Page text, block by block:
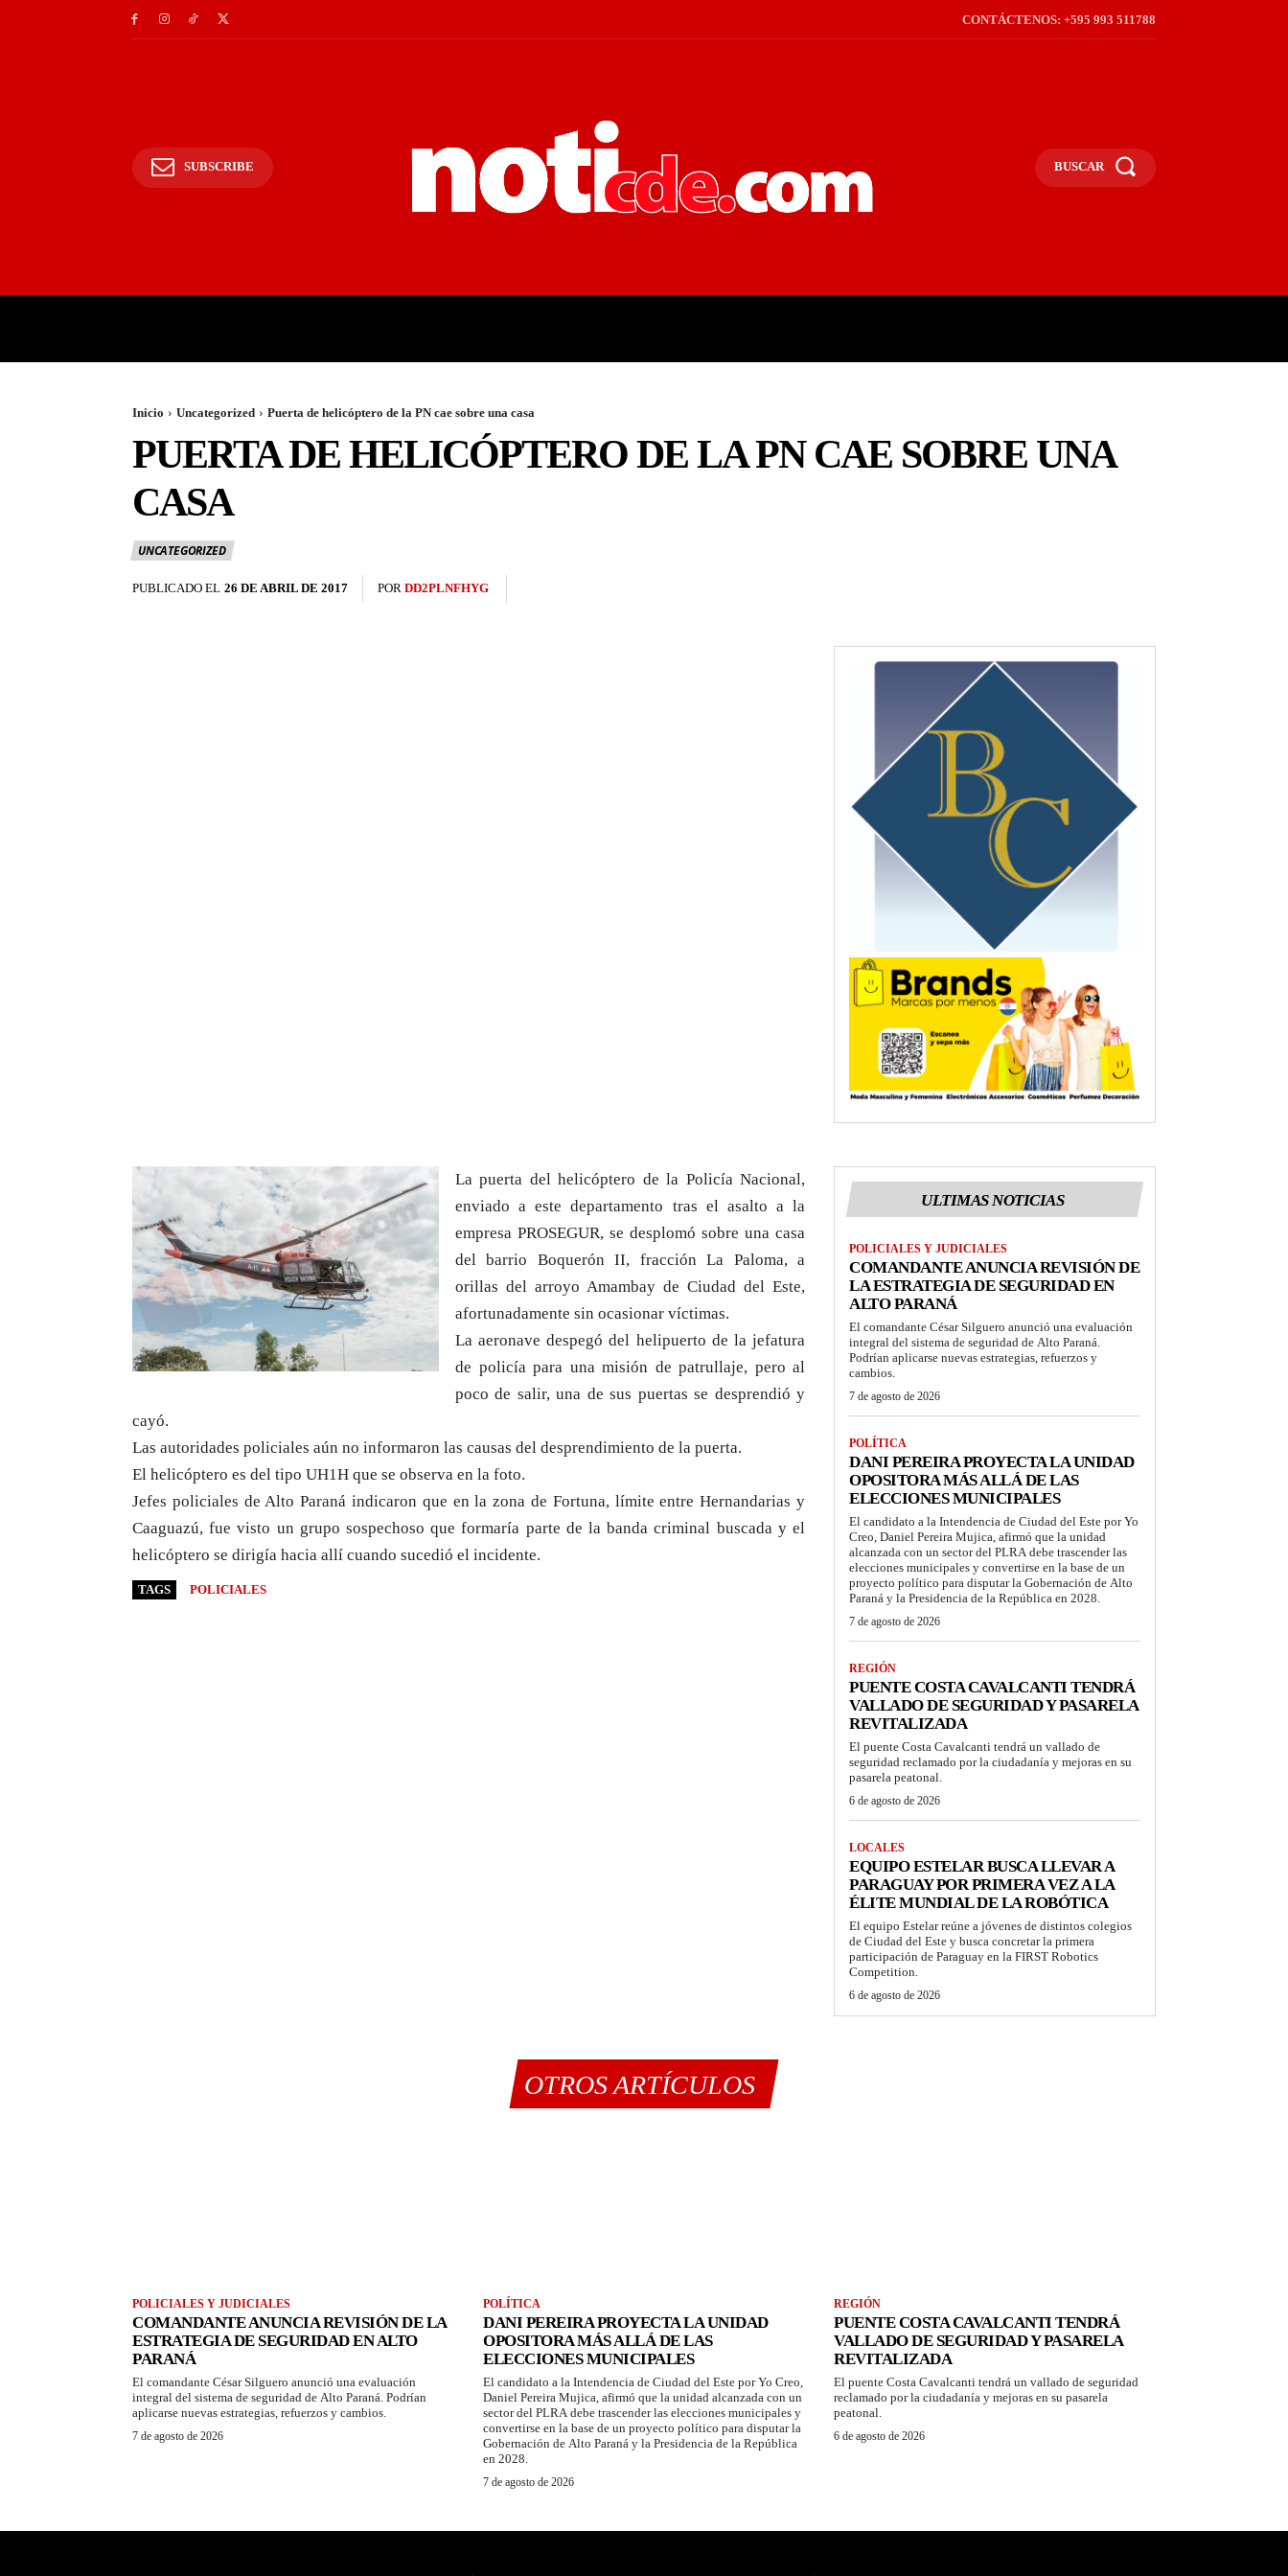
CONTÁCTENOS: +595 993 511788
SUBSCRIBE BUSCAR
Inicio Uncategorized Puerta de helicóptero de la PN cae sobre una casa
PUERTA DE HELICÓPTERO DE LA PN CAE SOBRE UNA
CASA
UNCATEGORIZED
PUBLICADO EL 26 DE ABRIL DE 2017 POR DD2PLNFHYG
La puerta del helicóptero de la Policía Nacional,
enviado a este departamento tras el asalto a la
empresa PROSEGUR, se desplomó sobre una casa
del barrio Boquerón II, fracción La Paloma, a
orillas del arroyo Amambay de Ciudad del Este,
afortunadamente sin ocasionar víctimas.
La aeronave despegó del helipuerto de la jefatura
de policía para una misión de patrullaje, pero al
poco de salir, una de sus puertas se desprendió y
cayó.
Las autoridades policiales aún no informaron las causas del desprendimiento de la puerta.
El helicóptero es del tipo UH1H que se observa en la foto.
Jefes policiales de Alto Paraná indicaron que en la zona de Fortuna, límite entre Hernandarias y
Caaguazú, fue visto un grupo sospechoso que formaría parte de la banda criminal buscada y el
helicóptero se dirigía hacia allí cuando sucedió el incidente.
TAGS POLICIALES
ULTIMAS NOTICIAS
POLICIALES Y JUDICIALES
COMANDANTE ANUNCIA REVISIÓN DE
LA ESTRATEGIA DE SEGURIDAD EN
ALTO PARANÁ
El comandante César Silguero anunció una evaluación
integral del sistema de seguridad de Alto Paraná.
Podrían aplicarse nuevas estrategias, refuerzos y
cambios.
7 de agosto de 2026
POLÍTICA
DANI PEREIRA PROYECTA LA UNIDAD
OPOSITORA MÁS ALLÁ DE LAS
ELECCIONES MUNICIPALES
El candidato a la Intendencia de Ciudad del Este por Yo
Creo, Daniel Pereira Mujica, afirmó que la unidad
alcanzada con un sector del PLRA debe trascender las
elecciones municipales y convertirse en la base de un
proyecto político para disputar la Gobernación de Alto
Paraná y la Presidencia de la República en 2028.
7 de agosto de 2026
REGIÓN
PUENTE COSTA CAVALCANTI TENDRÁ
VALLADO DE SEGURIDAD Y PASARELA
REVITALIZADA
El puente Costa Cavalcanti tendrá un vallado de
seguridad reclamado por la ciudadanía y mejoras en su
pasarela peatonal.
6 de agosto de 2026
LOCALES
EQUIPO ESTELAR BUSCA LLEVAR A
PARAGUAY POR PRIMERA VEZ A LA
ÉLITE MUNDIAL DE LA ROBÓTICA
El equipo Estelar reúne a jóvenes de distintos colegios
de Ciudad del Este y busca concretar la primera
participación de Paraguay en la FIRST Robotics
Competition.
6 de agosto de 2026
OTROS ARTÍCULOS
POLICIALES Y JUDICIALES
COMANDANTE ANUNCIA REVISIÓN DE LA
ESTRATEGIA DE SEGURIDAD EN ALTO
PARANÁ
El comandante César Silguero anunció una evaluación
integral del sistema de seguridad de Alto Paraná. Podrían
aplicarse nuevas estrategias, refuerzos y cambios.
7 de agosto de 2026
POLÍTICA
DANI PEREIRA PROYECTA LA UNIDAD
OPOSITORA MÁS ALLÁ DE LAS
ELECCIONES MUNICIPALES
El candidato a la Intendencia de Ciudad del Este por Yo Creo,
Daniel Pereira Mujica, afirmó que la unidad alcanzada con un
sector del PLRA debe trascender las elecciones municipales y
convertirse en la base de un proyecto político para disputar la
Gobernación de Alto Paraná y la Presidencia de la República
en 2028.
7 de agosto de 2026
REGIÓN
PUENTE COSTA CAVALCANTI TENDRÁ
VALLADO DE SEGURIDAD Y PASARELA
REVITALIZADA
El puente Costa Cavalcanti tendrá un vallado de seguridad
reclamado por la ciudadanía y mejoras en su pasarela
peatonal.
6 de agosto de 2026